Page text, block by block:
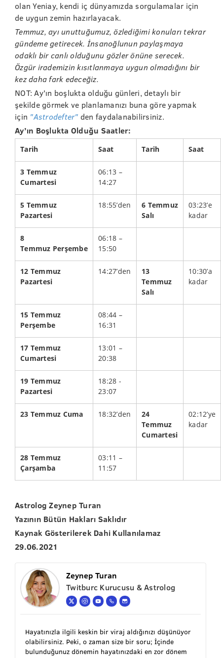
olan Yeniay, kendi iç dünyamızda sorgulamalar için
de uygun zemin hazırlayacak.
Temmuz, ayı unuttuğumuz, özlediğimi konuları tekrar
gündeme getirecek. İnsanoğlunun paylaşmaya
odaklı bir canlı olduğunu gözler önüne serecek.
Özgür irademizin kısıtlanmaya uygun olmadığını bir
kez daha fark edeceğiz.
NOT: Ay'ın boşlukta olduğu günleri, detaylı bir
şekilde görmek ve planlamanızı buna göre yapmak
için "Astrodefter" den faydalanabilirsiniz.
Ay’ın Boşlukta Olduğu Saatler:
Tarih Saat Tarih Saat
3 Temmuz
Cumartesi
06:13 –
14:27
5 Temmuz
Pazartesi
18:55’den
6 Temmuz
Salı
03:23’e
kadar
8
Temmuz Perşembe
06:18 –
15:50
12 Temmuz
Pazartesi
14:27’den
13
Temmuz
Salı
10:30’a
kadar
15 Temmuz
Perşembe
08:44 –
16:31
17 Temmuz
Cumartesi
13:01 –
20:38
19 Temmuz
Pazartesi
18:28 -
23:07
23 Temmuz Cuma 18:32’den
24
Temmuz
Cumartesi
02:12’ye
kadar
28 Temmuz
Çarşamba
03:11 –
11:57
Astrolog Zeynep Turan
Yazının Bütün Hakları Saklıdır
Kaynak Gösterilerek Dahi Kullanılamaz
29.06.2021
Zeynep Turan
Twitburc Kurucusu & Astrolog
Hayatınızla ilgili keskin bir viraj aldığınızı düşünüyor
olabilirsiniz. Peki, o zaman size bir soru; İçinde
bulunduğunuz dönemin hayatınızdaki en zor dönem